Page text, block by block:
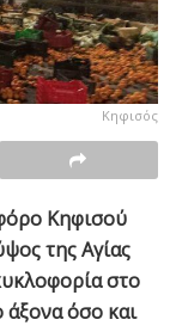
Κηφισός
Κηφισού
της Αγίας
στο
άξονα όσο και